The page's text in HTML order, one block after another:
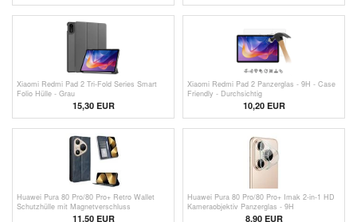
Xiaomi Redmi Pad 2 Tri-Fold Series Smart
Folio Hülle - Grau
15,30 EUR
Xiaomi Redmi Pad 2 Panzerglas - 9H - Case
Friendly - Durchsichtig
10,20 EUR
Huawei Pura 80 Pro/80 Pro+ Retro Wallet
Schutzhülle mit Magnetverschluss
11,50EUR
Huawei Pura 80 Pro/80 Pro+ Imak 2-in-1 HD
Kameraobjektiv Panzerglas - 9H
8,90 EUR